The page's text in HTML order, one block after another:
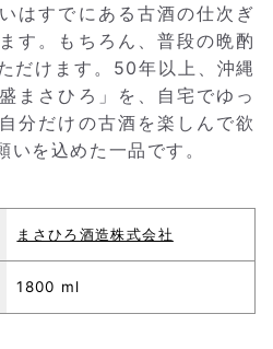
はすでにある古酒の仕次ぎ
す。もちろん、普段の晩酌
だけます。50年以上、沖縄
まさひろ」を、自宅でゆっ
分だけの古酒を楽しんで欲
いを込めた一品です。
まさひろ酒造株式会社
1800 ml